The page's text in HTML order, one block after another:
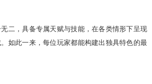
二，具备专属天赋与技能，在各类情形下呈现
如此一来，每位玩家都能构建出独具特色的最